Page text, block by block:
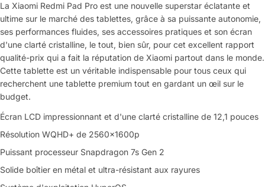
La Xiaomi Redmi Pad Pro est une nouvelle superstar éclatante et
ultime sur le marché des tablettes, grâce à sa puissante autonomie,
ses performances fluides, ses accessoires pratiques et son écran
d'une clarté cristalline, le tout, bien sûr, pour cet excellent rapport
qualité-prix qui a fait la réputation de Xiaomi partout dans le monde.
Cette tablette est un véritable indispensable pour tous ceux qui
recherchent une tablette premium tout en gardant un œil sur le
budget.
Écran LCD impressionnant et d'une clarté cristalline de 12,1 pouces
Résolution WQHD+ de 2560x1600p
Puissant processeur Snapdragon 7s Gen 2
Solide boîtier en métal et ultra-résistant aux rayures